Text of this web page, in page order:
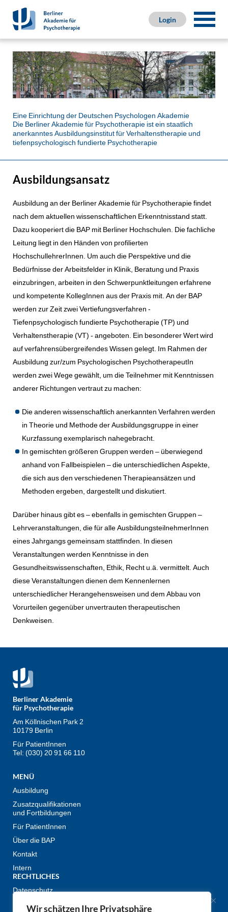
Wir schätzen Ihre Privatsphäre
Login
Eine Einrichtung der Deutschen Psychologen Akademie
Die Berliner Akademie für Psychotherapie ist ein staatlich
anerkanntes Ausbildungsinstitut für Verhaltenstherapie und
tiefenpsychologisch fundierte Psychotherapie
Ausbildungsansatz
Ausbildung an der Berliner Akademie für Psychotherapie findet
nach dem aktuellen wissenschaftlichen Erkenntnisstand statt.
Dazu kooperiert die BAP mit Berliner Hochschulen. Die fachliche
Leitung liegt in den Händen von profilierten
HochschullehrerInnen. Um auch die Perspektive und die
Bedürfnisse der Arbeitsfelder in Klinik, Beratung und Praxis
einzubringen, arbeiten in den Schwerpunktleitungen erfahrene
und kompetente KollegInnen aus der Praxis mit. An der BAP
werden zur Zeit zwei Vertiefungsverfahren -
Tiefenpsychologisch fundierte Psychotherapie (TP) und
Verhaltenstherapie (VT) - angeboten. Ein besonderer Wert wird
auf verfahrensübergreifendes Wissen gelegt. Im Rahmen der
Ausbildung zur/zum Psychologischen PsychotherapeutIn
werden zwei Wege gewählt, um die Teilnehmer mit Kenntnissen
anderer Richtungen vertraut zu machen:
Die anderen wissenschaftlich anerkannten Verfahren werden
in Theorie und Methode der Ausbildungsgruppe in einer
Kurzfassung exemplarisch nahegebracht.
In gemischten größeren Gruppen werden – überwiegend
anhand von Fallbeispielen – die unterschiedlichen Aspekte,
die sich aus den verschiedenen Therapieansätzen und
Methoden ergeben, dargestellt und diskutiert.
Darüber hinaus gibt es – ebenfalls in gemischten Gruppen –
Lehrveranstaltungen, die für alle AusbildungsteilnehmerInnen
eines Jahrgangs gemeinsam stattfinden. In diesen
Veranstaltungen werden Kenntnisse in den
Gesundheitswissenschaften, Ethik, Recht u.ä. vermittelt. Auch
diese Veranstaltungen dienen dem Kennenlernen
unterschiedlicher Herangehensweisen und dem Abbau von
Vorurteilen gegenüber unvertrauten therapeutischen
Denkweisen.
Berliner Akademie
für Psychotherapie
Am Köllnischen Park 2
10179 Berlin
Für PatientInnen
Tel: (030) 20 91 66 110
MENÜ
Ausbildung
Zusatzqualifikationen
und Fortbildungen
Für PatientInnen
Über die BAP
Kontakt
Intern
RECHTLICHES
Datenschutz
Impressum